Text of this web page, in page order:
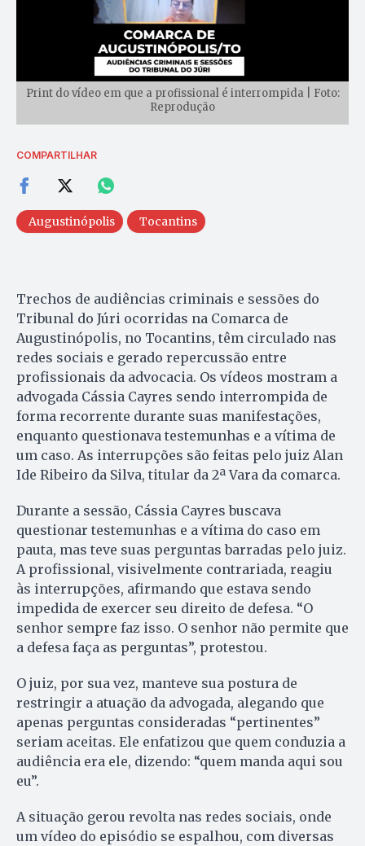
Print do vídeo em que a profissional é interrompida | Foto:
Reprodução
COMPARTILHAR
Augustinópolis Tocantins
Trechos de audiências criminais e sessões do
Tribunal do Júri ocorridas na Comarca de
Augustinópolis, no Tocantins, têm circulado nas
redes sociais e gerado repercussão entre
profissionais da advocacia. Os vídeos mostram a
advogada Cássia Cayres sendo interrompida de
forma recorrente durante suas manifestações,
enquanto questionava testemunhas e a vítima de
um caso. As interrupções são feitas pelo juiz Alan
Ide Ribeiro da Silva, titular da 2ª Vara da comarca.
Durante a sessão, Cássia Cayres buscava
questionar testemunhas e a vítima do caso em
pauta, mas teve suas perguntas barradas pelo juiz.
A profissional, visivelmente contrariada, reagiu
às interrupções, afirmando que estava sendo
impedida de exercer seu direito de defesa. “O
senhor sempre faz isso. O senhor não permite que
a defesa faça as perguntas”, protestou.
O juiz, por sua vez, manteve sua postura de
restringir a atuação da advogada, alegando que
apenas perguntas consideradas “pertinentes”
seriam aceitas. Ele enfatizou que quem conduzia a
audiência era ele, dizendo: “quem manda aqui sou
eu”.
A situação gerou revolta nas redes sociais, onde
um vídeo do episódio se espalhou, com diversas